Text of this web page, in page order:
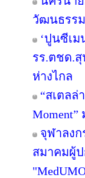
วัฒนธรรม
‘ปูนซีเม
รร.ตชด.สุ
ห่างไกล
“สเตลล่
จุฬาลง
สมาคมผู้ป